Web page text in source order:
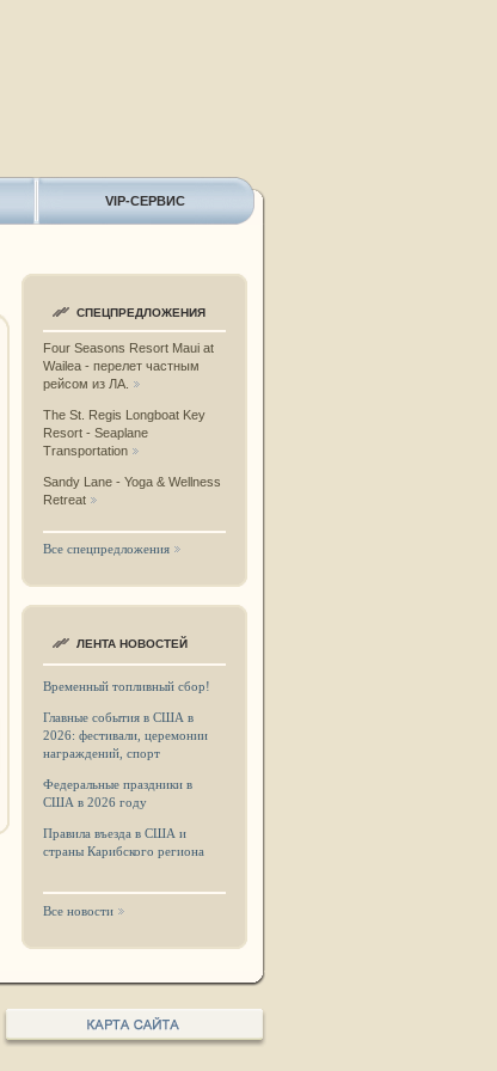
VIP-СЕРВИС
СПЕЦПРЕДЛОЖЕНИЯ
Four Seasons Resort Maui at
Wailea - перелет частным
рейсом из ЛА.
The St. Regis Longboat Key
Resort - Seaplane
Transportation
Sandy Lane - Yoga & Wellness
Retreat
Все спецпредложения
ЛЕНТА НОВОСТЕЙ
Временный топливный сбор!
Главные события в США в
2026: фестивали, церемонии
награждений, спорт
Федеральные праздники в
США в 2026 году
Правила въезда в США и
страны Карибского региона
Все новости